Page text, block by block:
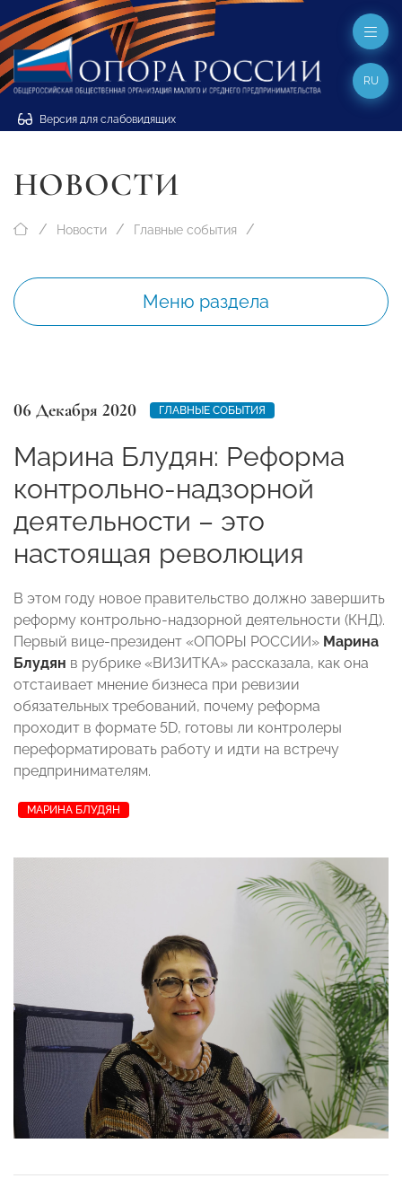
Версия для слабовидящих
RU
НОВОСТИ
Новости Главные события
Меню раздела
06 Декабря 2020 ГЛАВНЫЕ СОБЫТИЯ
Марина Блудян: Реформа
контрольно-надзорной
деятельности – это
настоящая революция
В этом году новое правительство должно завершить
реформу контрольно-надзорной деятельности (КНД).
Первый вице-президент «ОПОРЫ РОССИИ» Марина
Блудян в рубрике «ВИЗИТКА» рассказала, как она
отстаивает мнение бизнеса при ревизии
обязательных требований, почему реформа
проходит в формате 5D, готовы ли контролеры
переформатировать работу и идти на встречу
предпринимателям.
МАРИНА БЛУДЯН